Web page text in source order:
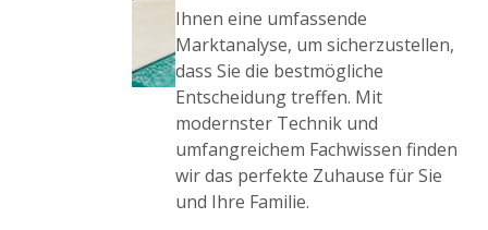
Ihnen eine umfassende
Marktanalyse, um sicherzustellen,
dass Sie die bestmögliche
Entscheidung treffen. Mit
modernster Technik und
umfangreichem Fachwissen finden
wir das perfekte Zuhause für Sie
und Ihre Familie.